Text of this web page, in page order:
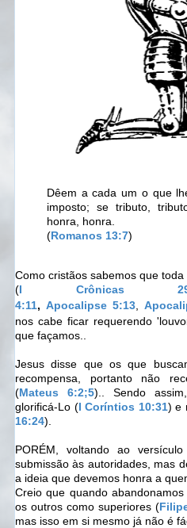
Dêem a cada um o que
imposto; se tributo,
honra, honra.
(Romanos 13:7)
Como cristãos sabemos que
(I Crônicas
4:11, Apocalipse 5:13,
nos cabe ficar requerendo
que façamos..
Jesus disse que os que
recompensa, portanto não
(Mateus 6:2;5).. Sendo
glorificá-Lo (I Coríntios 10:31) e
16:24).
PORÉM, voltando ao
submissão às autoridades, mas
a ideia que devemos honra a
Creio que quando
os outros como superiores (
mas isso em si mesmo já não é